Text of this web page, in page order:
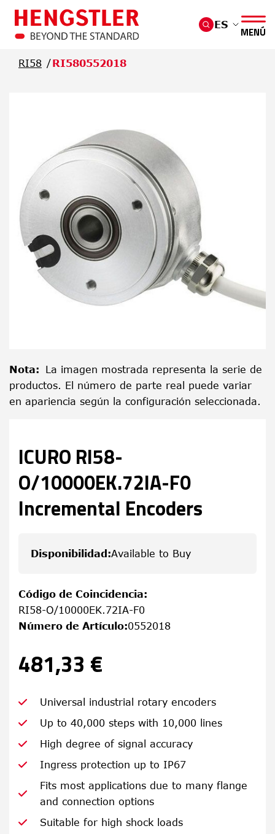
Saltar al contenido principal
ES
MENÚ
RI58 RI580552018
Nota: La imagen mostrada representa la serie de
productos. El número de parte real puede variar
en apariencia según la configuración seleccionada.
ICURO RI58-
O/10000EK.72IA-F0
Incremental Encoders
Disponibilidad :Available to Buy
Código de Coincidencia:
RI58-O/10000EK.72IA-F0
Número de Artículo:0552018
481,33 €
Universal industrial rotary encoders
Up to 40,000 steps with 10,000 lines
High degree of signal accuracy
Ingress protection up to IP67
Fits most applications due to many flange
and connection options
Suitable for high shock loads